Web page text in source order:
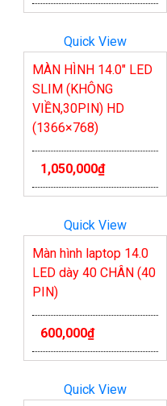
Quick View
MÀN HÌNH 14.0″ LED
SLIM (KHÔNG
VIỀN,30PIN) HD
(1366×768)
1,050,000₫
Quick View
Màn hình laptop 14.0
LED dày 40 CHÂN (40
PIN)
600,000₫
Quick View